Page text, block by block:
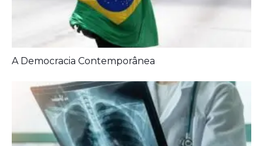
Diagnóstico tardio dá poucas chances de cura para